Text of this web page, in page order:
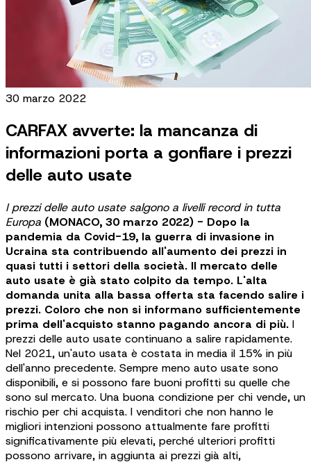
30 marzo 2022
CARFAX avverte: la mancanza di
informazioni porta a gonfiare i prezzi
delle auto usate
I prezzi delle auto usate salgono a livelli record in tutta
Europa (MONACO, 30 marzo 2022) - Dopo la
pandemia da Covid-19, la guerra di invasione in
Ucraina sta contribuendo all'aumento dei prezzi in
quasi tutti i settori della società. Il mercato delle
auto usate è già stato colpito da tempo. L'alta
domanda unita alla bassa offerta sta facendo salire i
prezzi. Coloro che non si informano sufficientemente
prima dell'acquisto stanno pagando ancora di più. I
prezzi delle auto usate continuano a salire rapidamente.
Nel 2021, un'auto usata è costata in media il 15% in più
dell'anno precedente. Sempre meno auto usate sono
disponibili, e si possono fare buoni profitti su quelle che
sono sul mercato. Una buona condizione per chi vende, un
rischio per chi acquista. I venditori che non hanno le
migliori intenzioni possono attualmente fare profitti
significativamente più elevati, perché ulteriori profitti
possono arrivare, in aggiunta ai prezzi già alti,